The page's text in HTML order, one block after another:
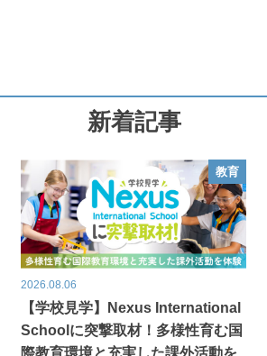
新着記事
教育
2026.08.06
【学校見学】Nexus International
Schoolに突撃取材！多様性育む国
際教育環境と充実した課外活動を